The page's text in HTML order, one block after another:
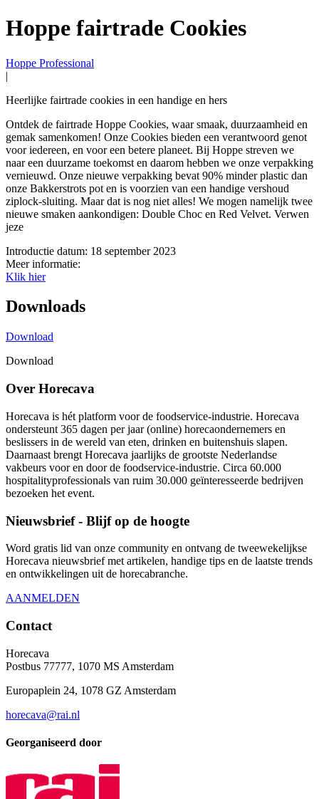
Hoppe fairtrade Cookies
Hoppe Professional
|
Heerlijke fairtrade cookies in een handige en hers
Ontdek de fairtrade Hoppe Cookies, waar smaak, duurzaamheid en
gemak samenkomen! Onze Cookies bieden een verantwoord genot
voor iedereen, en voor een betere planeet. Bij Hoppe streven we
naar een duurzame toekomst en daarom hebben we onze verpakking
vernieuwd. Onze nieuwe verpakking bevat 90% minder plastic dan
onze Bakkerstrots pot en is voorzien van een handige vershoud
ziplock-sluiting. Maar dat is nog niet alles! We mogen namelijk twee
nieuwe smaken aankondigen: Double Choc en Red Velvet. Verwen
jeze
Introductie datum: 18 september 2023
Meer informatie:
Klik hier
Downloads
Download
Download
Over Horecava
Horecava is hét platform voor de foodservice-industrie. Horecava
ondersteunt 365 dagen per jaar (online) horecaondernemers en
beslissers in de wereld van eten, drinken en buitenshuis slapen.
Daarnaast brengt Horecava jaarlijks de grootste Nederlandse
vakbeurs voor en door de foodservice-industrie. Circa 60.000
hospitalityprofessionals van ruim 30.000 geïnteresseerde bedrijven
bezoeken het event.
Nieuwsbrief - Blijf op de hoogte
Word gratis lid van onze community en ontvang de tweewekelijkse
Horecava nieuwsbrief met artikelen, handige tips en de laatste trends
en ontwikkelingen uit de horecabranche.
AANMELDEN
Contact
Horecava
Postbus 77777, 1070 MS Amsterdam
Europaplein 24, 1078 GZ Amsterdam
horecava@rai.nl
Georganiseerd door